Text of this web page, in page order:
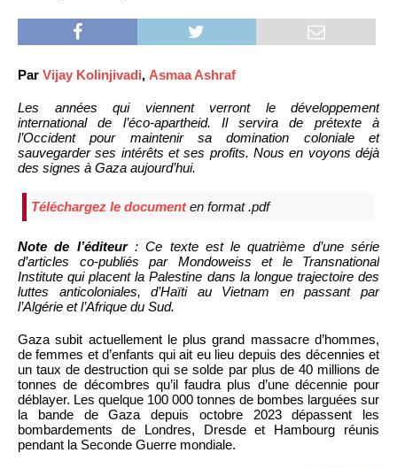
Par Vijay Kolinjivadi, Asmaa Ashraf
Les années qui viennent verront le développement
international de l’éco-apartheid. Il servira de prétexte à
l’Occident pour maintenir sa domination coloniale et
sauvegarder ses intérêts et ses profits. Nous en voyons déjà
des signes à Gaza aujourd’hui.
Téléchargez le documenten format .pdf
Note de l’éditeur: Ce texte est le quatrième d’une série
d’articles co-publiés par Mondoweiss et le Transnational
Institute qui placent la Palestine dans la longue trajectoire des
luttes anticoloniales, d’Haïti au Vietnam en passant par
l’Algérie et l’Afrique du Sud.
Gaza subit actuellement le plus grand massacre d’hommes,
de femmes et d’enfants qui ait eu lieu depuis des décennies et
un taux de destruction qui se solde par plus de 40 millions de
tonnes de décombres qu’il faudra plus d’une décennie pour
déblayer. Les quelque 100 000 tonnes de bombes larguées sur
la bande de Gaza depuis octobre 2023 dépassent les
bombardements de Londres, Dresde et Hambourg réunis
pendant la Seconde Guerre mondiale.